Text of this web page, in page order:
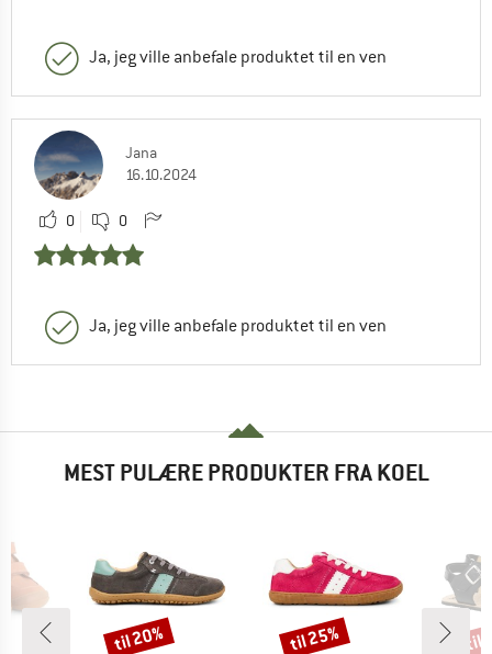
Ja, jeg ville anbefale produktet til en ven
Jana
16.10.2024
0 0
Ja, jeg ville anbefale produktet til en ven
MEST PULÆRE PRODUKTER FRA KOEL
Rabat
til 20% Rabat
til 25% til